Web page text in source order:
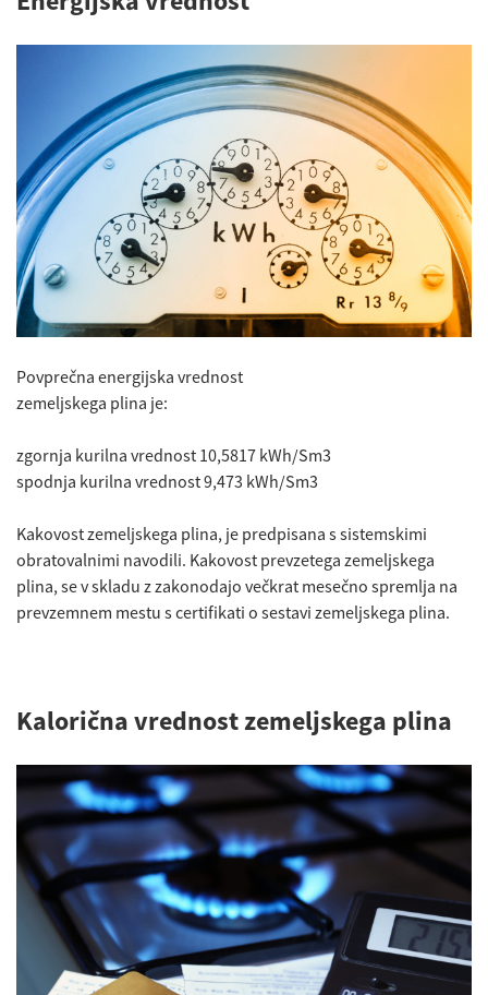
Povprečna energijska vrednost
zemeljskega plina je:
zgornja kurilna vrednost 10,5817 kWh/Sm3
spodnja kurilna vrednost 9,473 kWh/Sm3
Kakovost zemeljskega plina, je predpisana s sistemskimi
obratovalnimi navodili. Kakovost prevzetega zemeljskega
plina, se v skladu z zakonodajo večkrat mesečno spremlja na
prevzemnem mestu s certifikati o sestavi zemeljskega plina.
Kalorična vrednost zemeljskega plina